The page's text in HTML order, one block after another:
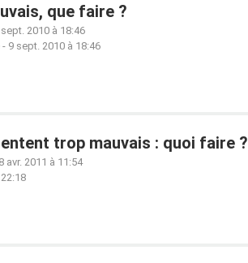
que faire ?
sept. 2010 à 18:46
- 9 sept. 2010 à 18:46
trop mauvais : quoi faire ?
avr. 2011 à 11:54